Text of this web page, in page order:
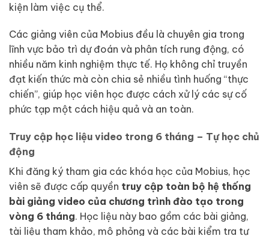
kiện làm việc cụ thể.
Các giảng viên của Mobius đều là chuyên gia trong
lĩnh vực bảo trì dự đoán và phân tích rung động, có
nhiều năm kinh nghiệm thực tế. Họ không chỉ truyền
đạt kiến thức mà còn chia sẻ nhiều tình huống “thực
chiến”, giúp học viên học được cách xử lý các sự cố
phức tạp một cách hiệu quả và an toàn.
Truy cập học liệu video trong 6 tháng – Tự học chủ
động
Khi đăng ký tham gia các khóa học của Mobius, học
viên sẽ được cấp quyền truy cập toàn bộ hệ thống
bài giảng video của chương trình đào tạo trong
vòng 6 tháng. Học liệu này bao gồm các bài giảng,
tài liệu tham khảo, mô phỏng và các bài kiểm tra tự